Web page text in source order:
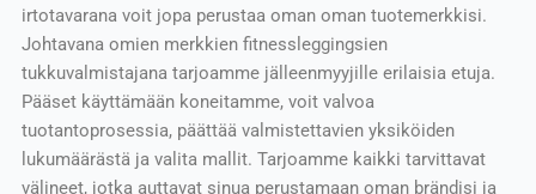
irtotavarana voit jopa perustaa oman oman tuotemerkkisi.
Johtavana omien merkkien fitnessleggingsien
tukkuvalmistajana tarjoamme jälleenmyyjille erilaisia etuja.
Pääset käyttämään koneitamme, voit valvoa
tuotantoprosessia, päättää valmistettavien yksiköiden
lukumäärästä ja valita mallit. Tarjoamme kaikki tarvittavat
välineet, jotka auttavat sinua perustamaan oman brändisi ja